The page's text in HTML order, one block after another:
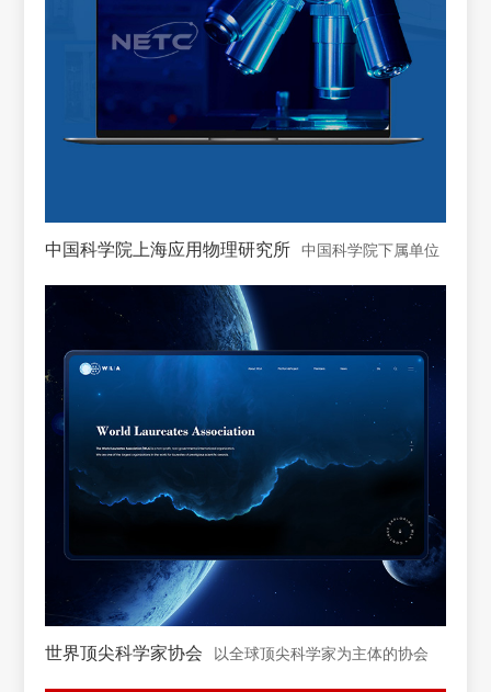
中国科学院上海应用物理研究所 中国科学院下属单位
世界顶尖科学家协会 以全球顶尖科学家为主体的协会